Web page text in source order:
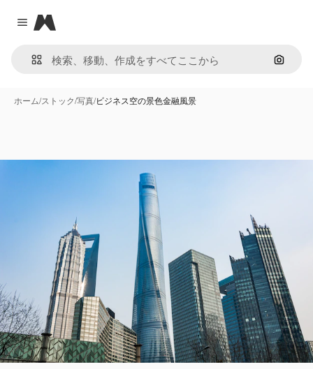
Close menu
Magnific
画像で
ホーム/ストック/写真/ビジネス空の景色金融風景